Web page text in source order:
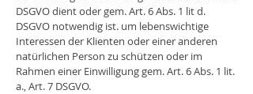
DSGVO dient oder gem. Art. 6 Abs. 1 lit d.
DSGVO notwendig ist. um lebenswichtige
Interessen der Klienten oder einer anderen
natürlichen Person zu schützen oder im
Rahmen einer Einwilligung gem. Art. 6 Abs. 1 lit.
a., Art. 7 DSGVO.